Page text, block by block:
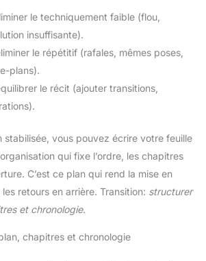
le techniquement faible (flou,
insuffisante).
le répétitif (rafales, mêmes poses,
plans).
le récit (ajouter transitions,
stabilisée, vous pouvez écrire votre feuille
qui fixe l’ordre, les chapitres
C’est ce plan qui rend la mise en
retours en arrière. Transition: structurer
et chronologie.
chapitres et chronologie